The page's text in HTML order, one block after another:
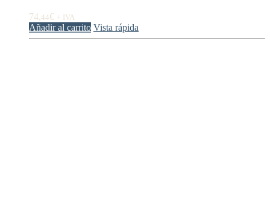
74,44€ + IVA
Añadir al carrito Vista rápida